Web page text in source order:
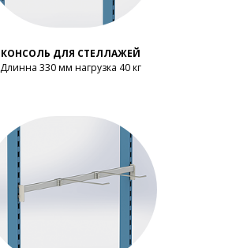
КОНСОЛЬ ДЛЯ СТЕЛЛАЖЕЙ
Длинна 330 мм нагрузка 40 кг